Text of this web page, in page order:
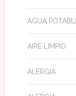
AGUA
AIRE LIMPIO
ALERGIA